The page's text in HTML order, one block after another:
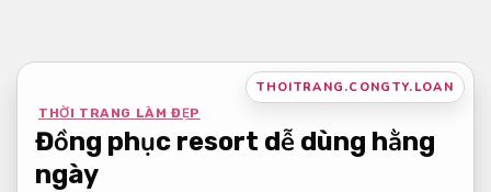
nội
THOITRANG.CONGTY.LOAN
THỜI TRANG LÀM ĐẸP
Đồng phục resort dễ dùng hằng
ngày